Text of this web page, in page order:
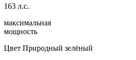
163 л.с.
максимальная
мощность
Цвет Природный зелёный